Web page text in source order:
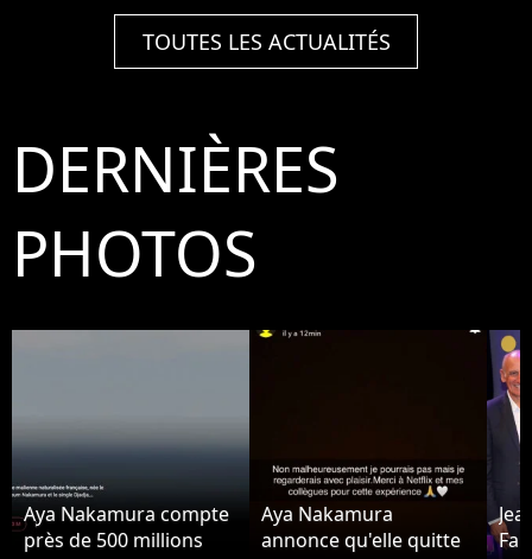
TOUTES LES ACTUALITÉS
DERNIÈRES
PHOTOS
Aya Nakamura compte
près de 500 millions
Aya Nakamura
annonce qu'elle quitte